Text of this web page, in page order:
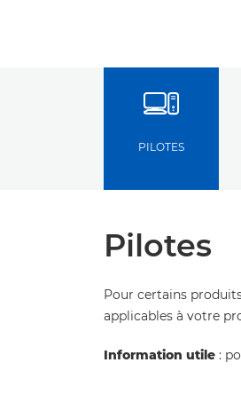
PILOTES
Pilotes
Pour certains
applicables à votre
Information utile :